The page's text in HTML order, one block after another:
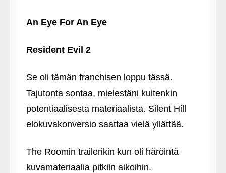
An Eye For An Eye
Resident Evil 2
Se oli tämän franchisen loppu tässä.
Tajutonta sontaa, mielestäni kuitenkin
potentiaalisesta materiaalista. Silent Hill
elokuvakonversio saattaa vielä yllättää.
The Roomin trailerikin kun oli häröintä
kuvamateriaalia pitkiin aikoihin.